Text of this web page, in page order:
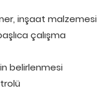
inşaat malzemesi
çalışma
belirlenmesi